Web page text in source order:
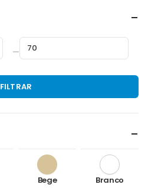
—
FILTRAR
Bege Branco